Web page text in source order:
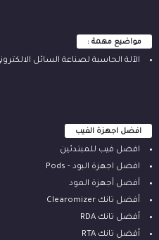
مواضيع مهمة :
الآلة ‫الحاسبة لصناعة السائل الالكتروني‬ DIY
افضل اجهزة الفيب
افضل فيب للمبتدئين
افضل اجهزة البود - Pods
أفضل أجهزة المود
أفضل تانك Clearomizer
أفضل تانك RDA
أفضل تانك RTA